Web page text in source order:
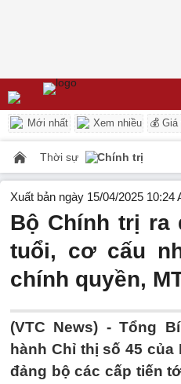
Mới nhất Xem nhiều 💰 Giá
Thời sự Chính trị
Xuất bản ngày 15/04/2025 10:24
Bộ Chính trị ra
tuổi, cơ cấu
chính quyền,
(VTC News) -Tổng
hành Chỉ thị số 45
đảng bộ các cấp tiến